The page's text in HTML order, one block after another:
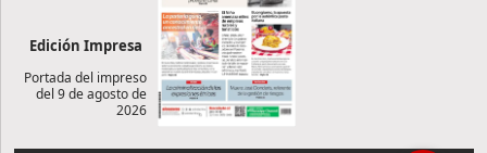
Edición Impresa
Portada del impreso
del 9 de agosto de
2026